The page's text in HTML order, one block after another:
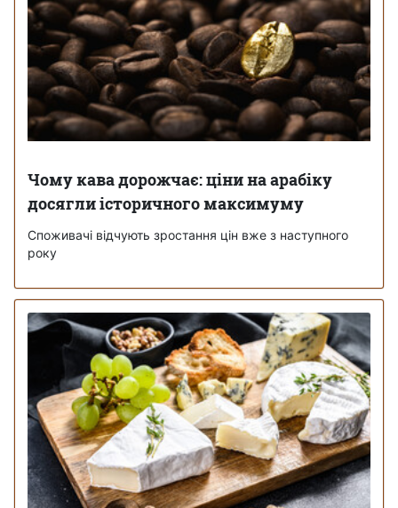
Чому кава дорожчає: ціни на арабіку
досягли історичного максимуму
Споживачі відчують зростання цін вже з наступного
року